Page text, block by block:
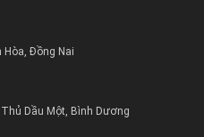
Hòa, Đồng Nai
Dầu Một, Bình Dương